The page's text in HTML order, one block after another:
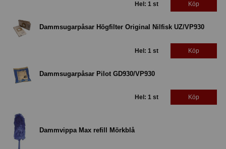
Hel: 1 st Köp
Dammsugarpåsar Högfilter Original Nilfisk UZ/VP930
Hel: 1 st Köp
Dammsugarpåsar Pilot GD930/VP930
Hel: 1 st Köp
Dammvippa Max refill Mörkblå